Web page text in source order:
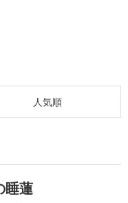
人気順
睡蓮